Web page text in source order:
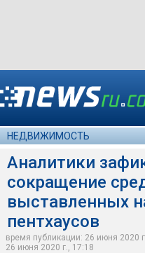
НЕДВИЖИМОСТЬ
Аналитики
сокращение
выставленных
пентхаусов
время публикации: 26 июня 2020
26 июня 2020 г., 17:18